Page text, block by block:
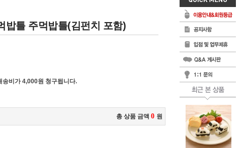
밥틀 주먹밥틀(김펀치 포함)
송비가 4,000원 청구됩니다.
총 상품 금액 0 원